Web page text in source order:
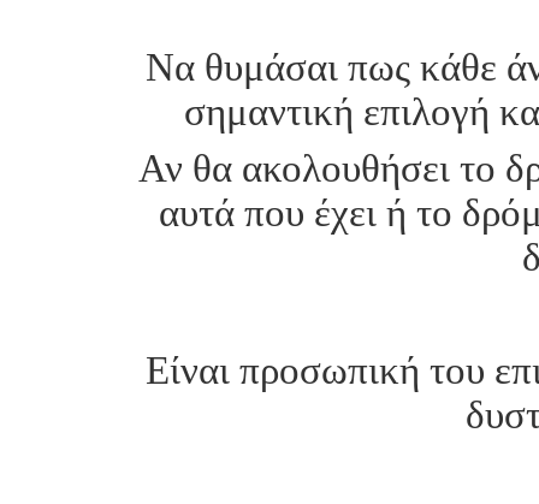
Να θυμάσαι πως κάθε
σημαντική επιλογή
Αν θα ακολουθήσει το
αυτά που έχει ή το
Είναι προσωπική του